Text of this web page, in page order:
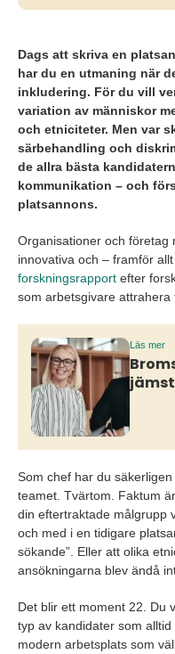
Ordval, språk och
formuleringar kan
Genom att
ifrågasätta
intressen i
kvaliteten i
Dags att skriva en
har du en utmaning när
inkludering. För du vill
variation av människor
och etniciteter. Men var
särbehandling och
de allra bästa
kommunikation – och
platsannons.
Organisationer och företag
innovativa och – framför
forskningsrapport efter
som arbetsgivare
Läs mer
Som chef har du
teamet. Tvärtom. Faktum
din eftertraktade målgrupp
och med i en tidigare
sökande”. Eller att olika
ansökningarna blev ändå
Det blir ett moment 22. Du
typ av kandidater som
modern arbetsplats som